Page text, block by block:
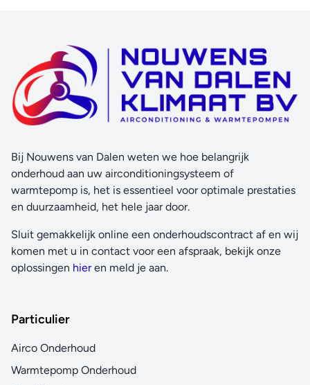
Bij Nouwens van Dalen weten we hoe belangrijk
onderhoud aan uw airconditioningsysteem of
warmtepomp is, het is essentieel voor optimale prestaties
en duurzaamheid, het hele jaar door.
Sluit gemakkelijk online een onderhoudscontract af en wij
komen met u in contact voor een afspraak, bekijk onze
oplossingen hieren meld je aan.
Particulier
Airco Onderhoud
Warmtepomp Onderhoud